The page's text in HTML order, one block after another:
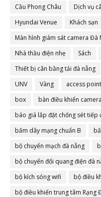
Cầu Phong Châu
Dịch vụ
Hyundai Venue
Khách sạn
Màn hình giám sát camera Đà
Nhà thầu điện nhẹ
Sách
Thiết bị cân bằng tải đà nẵng
UNV
Vàng access
box
bàn điều khiển
báo giá lắp đặt chống sét tiếp
bấm dây mạng chuẩn B
bộ chuyển mạch đà nẵng
bộ chuyển đổi quang điện đà
bộ kích sóng wifi
bộ điều
bộ điều khiển trung tâm Rạng